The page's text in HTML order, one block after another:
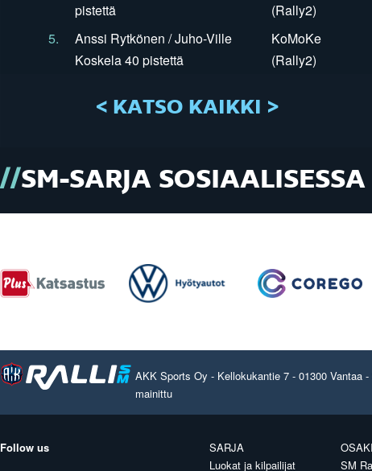
pistettä
(Rally2)
5.
Anssi Rytkönen / Juho-Ville
Koskela 40 pistettä
KoMoKe
(Rally2)
< KATSO KAIKKI >
SM-SARJA
AKK Sports Oy - Kellokukantie 7 - 01300 Vantaa
mainittu
Follow us
SARJA
Luokat ja kilpailijat
SM